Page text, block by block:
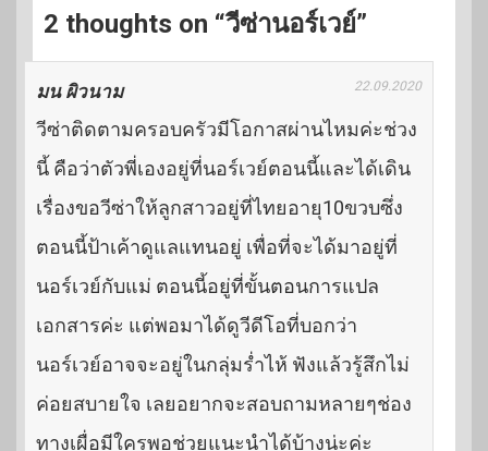
2 thoughts on “วีซ่านอร์เวย์”
มน ผิวนาม 22.09.2020
วีซ่าติดตามครอบครัวมีโอกาสผ่านไหมค่ะช่วง
นี้ คือว่าตัวพี่เองอยู่ที่นอร์เวย์ตอนนี้และได้เดิน
เรื่องขอวีซ่าให้ลูกสาวอยู่ที่ไทยอายุ10ขวบซึ่ง
ตอนนี้ป้าเค้าดูแลแทนอยู่ เพื่อที่จะได้มาอยู่ที่
นอร์เวย์กับแม่ ตอนนี้อยู่ที่ขั้นตอนการแปล
เอกสารค่ะ แต่พอมาได้ดูวีดีโอที่บอกว่า
นอร์เวย์อาจจะอยู่ในกลุ่มร่ำไห้ ฟังแล้วรู้สึกไม่
ค่อยสบายใจ เลยอยากจะสอบถามหลายๆช่อง
ทางเผื่อมีใครพอช่วยแนะนำได้บ้างน่ะค่ะ